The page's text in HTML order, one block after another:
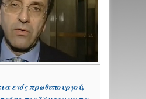
ενός πρωθυπουργού,